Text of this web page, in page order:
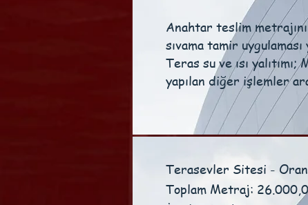
Anahtar teslim
sıvama tamir
Teras su ve ısı
yapılan diğer işlemler
Terasevler Sitesi -
Toplam Metraj: